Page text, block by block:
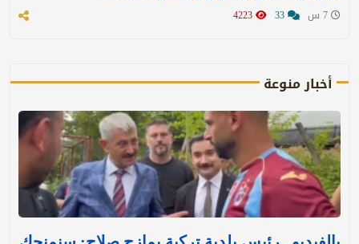
أخبار منوعة